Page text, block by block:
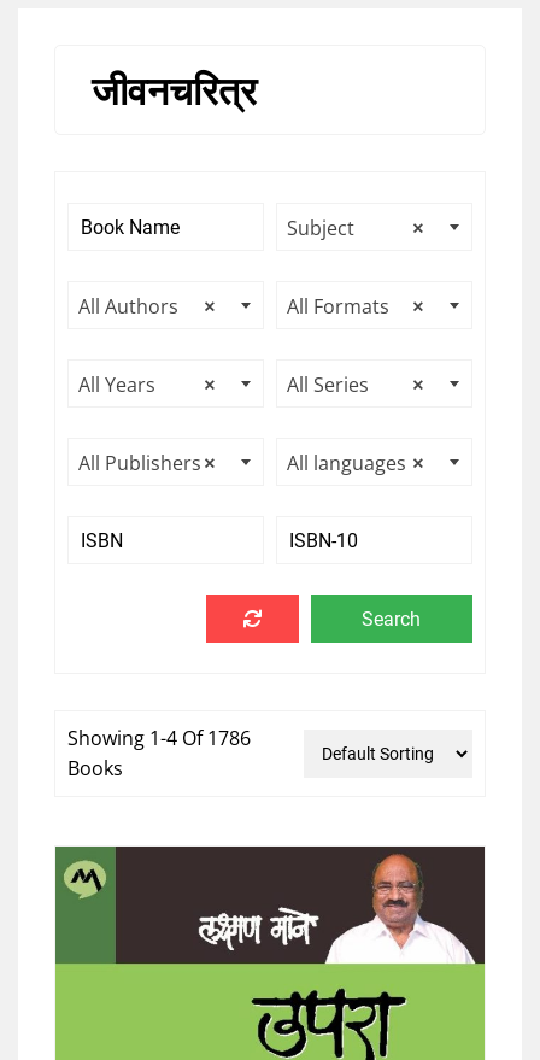
जीवनचरित्र
×
Subject
×
All Authors ×
All Formats
×
All Years ×
All Series
×
All Publishers ×
All languages
Showing 1-4 Of 1786
Books